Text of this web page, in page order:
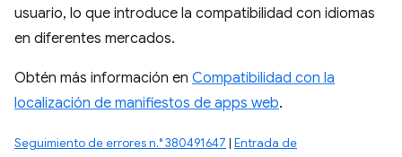
usuario, lo que introduce la compatibilidad con idiomas
en diferentes mercados.
Obtén más información en Compatibilidad con la
localización de manifiestos de apps web.
Seguimiento de errores n.° 380491647 | Entrada de